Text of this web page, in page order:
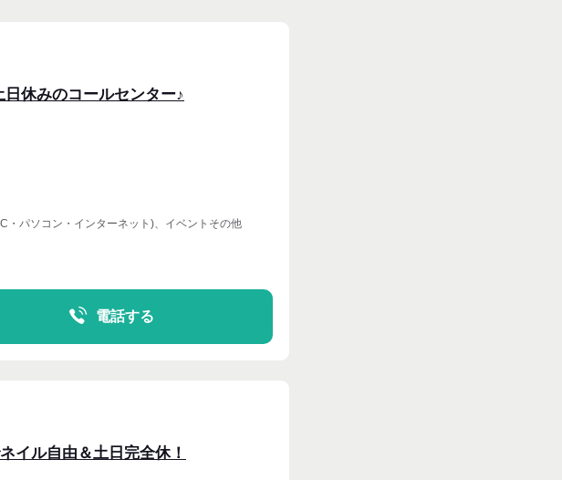
休みのコールセンター♪
・パソコン・インターネット)、イベントその他
電話する
イル自由＆土日完全休！